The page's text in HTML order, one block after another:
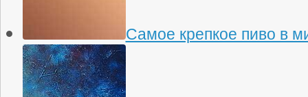
Самое крепкое пиво в